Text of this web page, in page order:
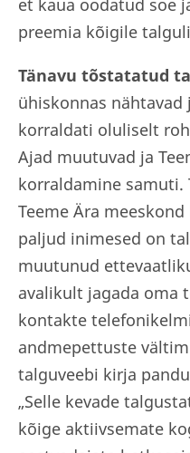
et kaua oodatud soe
preemia kõigile
Tänavu tõstatatud
ühiskonnas
korraldati oluliselt
Ajad muutuvad ja
korraldamine samuti.
Teeme Ära
paljud inimesed on
muutunud
avalikult jagada oma
kontakte
andmepettuste
talguveebi kirja
„Selle kevade
kõige aktiivsemate